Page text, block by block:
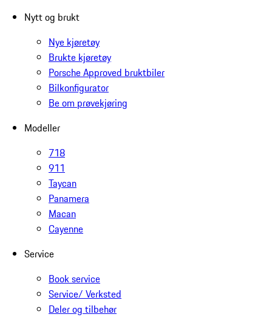
Nytt og brukt
Nye kjøretøy
Brukte kjøretøy
Porsche Approved bruktbiler
Bilkonfigurator
Be om prøvekjøring
Modeller
718
911
Taycan
Panamera
Macan
Cayenne
Service
Book service
Service/ Verksted
Deler og tilbehør